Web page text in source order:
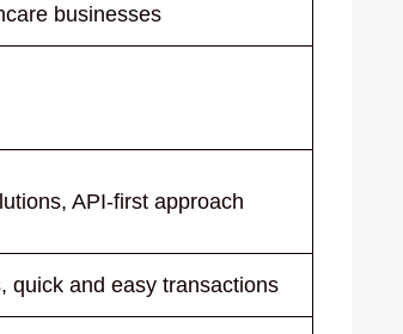
businesses
API-first approach
quick and easy transactions